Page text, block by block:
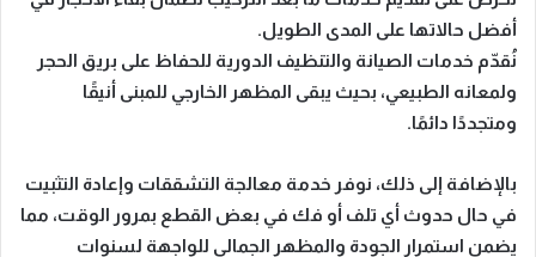
أفضل حالاتها على المدى الطويل.
نُقدّم خدمات الصيانة والتنظيف الدورية للحفاظ على بريق الحجر
ولمعانه الطبيعي، بحيث يبقى المظهر الخارجي للمبنى أنيقًا
ومتجددًا دائمًا.
بالإضافة إلى ذلك، نوفر خدمة معالجة التشققات وإعادة التثبيت
في حال حدوث أي تلف أو فك في بعض القطع بمرور الوقت، مما
يضمن استمرار الجودة والمظهر الجمالي للواجهة لسنوات